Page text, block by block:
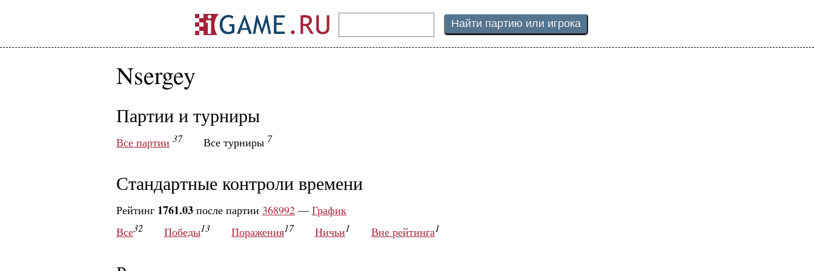
Nsergey
Партии и турниры
Все партии 37 Все турниры 7
Стандартные контроли времени
Рейтинг 1761.03 после партии 368992 — График
Все32 Победы13 Поражения17 Ничьи1 Вне рейтинга1